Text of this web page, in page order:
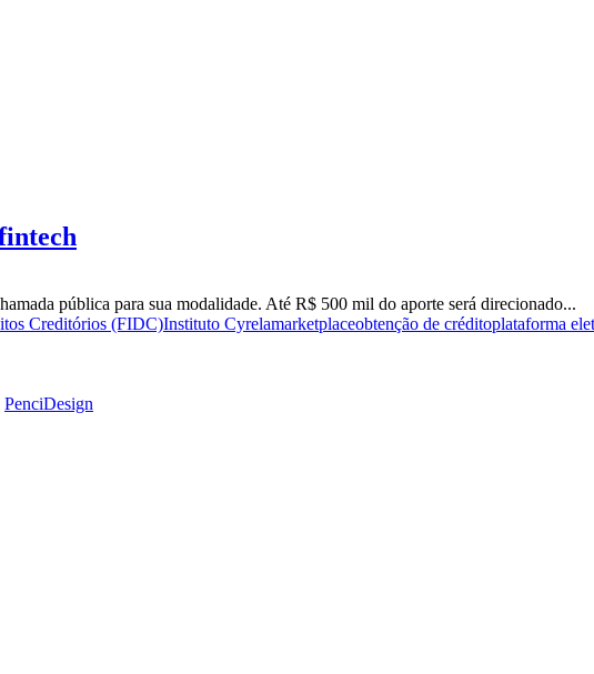
pública para sua modalidade. Até R$ 500 mil do aporte será direcionado...
Creditórios (FIDC)Instituto Cyrelamarketplaceobtenção de créditoplataforma
PenciDesign